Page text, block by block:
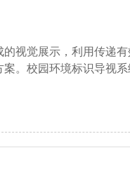
视觉展示，利用传递
。校园环境标识导视